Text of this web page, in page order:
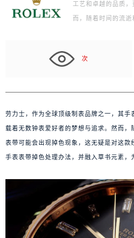
工艺和卓越的品质
而，随着时间的流
次
劳力士，作为全球顶级制表品牌之一，其
载着无数钟表爱好者的梦想与追求。然而
表带可能会出现掉色现象，这无疑是对这
手表表带掉色处理办法，并融入草书元素，